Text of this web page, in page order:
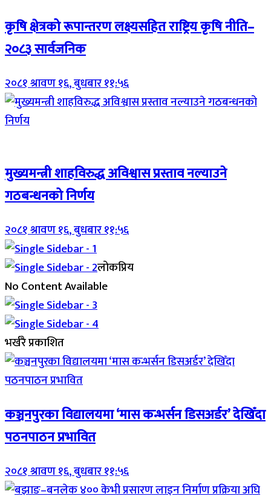
कृषि क्षेत्रको रूपान्तरण लक्ष्यसहित राष्ट्रिय कृषि नीति–
२०८३ सार्वजनिक
२०८१ श्रावण १६, बुधबार ११:५६
मुख्यमन्त्री शाहविरुद्ध अविश्वास प्रस्ताव नल्याउने
गठबन्धनको निर्णय
२०८१ श्रावण १६, बुधबार ११:५६
लोकप्रिय
No Content Available
भर्खरै प्रकाशित
कञ्चनपुरका विद्यालयमा ‘मास कन्भर्सन डिसअर्डर’ देखिँदा
पठनपाठन प्रभावित
२०८१ श्रावण १६, बुधबार ११:५६